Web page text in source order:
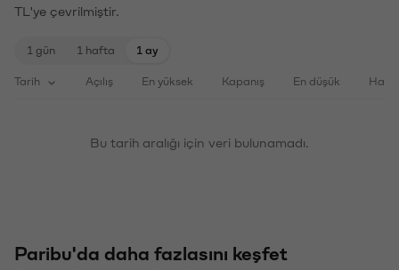
TL'ye çevrilmiştir.
1 gün 1 hafta 1 ay
Tarih Açılış En yüksek Kapanış En düşük
Bu tarih aralığı için veri bulunamadı.
Paribu'da daha fazlasını keşfet